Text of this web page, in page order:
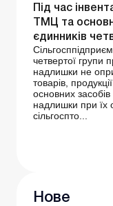
Під час
ТМЦ та
єдинників
четвертої групи
надлишки не
товарів,
основних
надлишки при їх
сільгоспто...
Нове